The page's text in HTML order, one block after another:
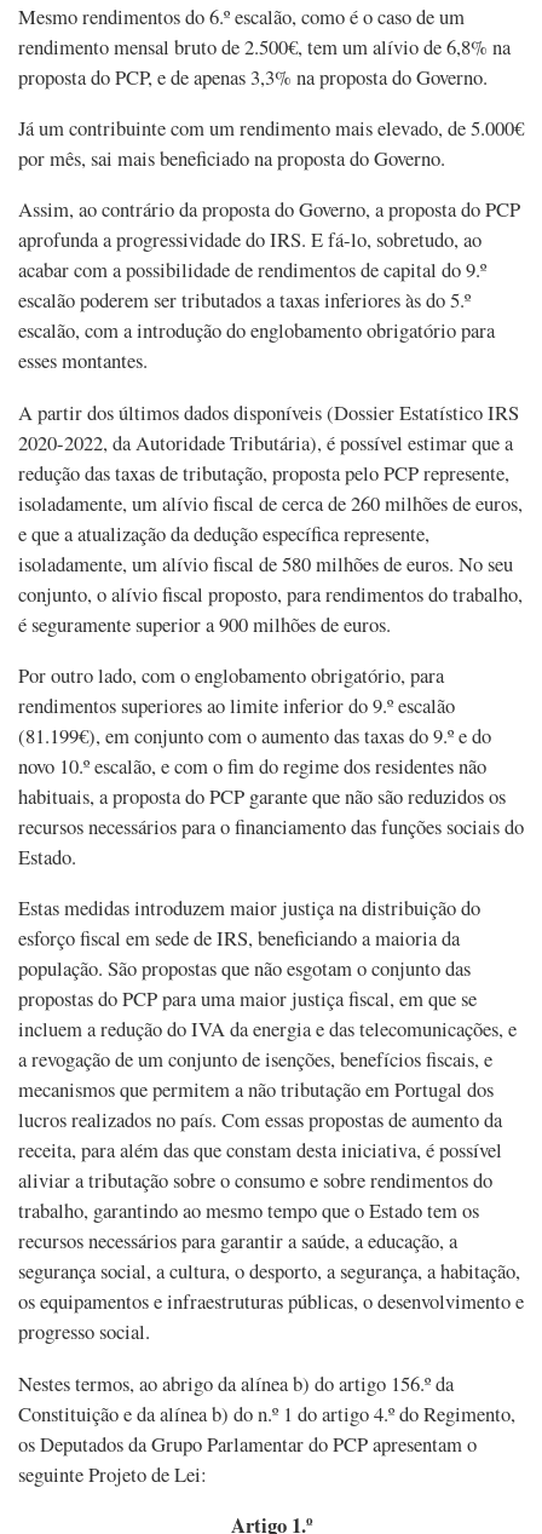
Mesmo rendimentos do 6.º escalão, como é o caso de um
rendimento mensal bruto de 2.500€, tem um alívio de 6,8% na
proposta do PCP, e de apenas 3,3% na proposta do Governo.
Já um contribuinte com um rendimento mais elevado, de 5.000€
por mês, sai mais beneficiado na proposta do Governo.
Assim, ao contrário da proposta do Governo, a proposta do PCP
aprofunda a progressividade do IRS. E fá-lo, sobretudo, ao
acabar com a possibilidade de rendimentos de capital do 9.º
escalão poderem ser tributados a taxas inferiores às do 5.º
escalão, com a introdução do englobamento obrigatório para
esses montantes.
A partir dos últimos dados disponíveis (Dossier Estatístico IRS
2020-2022, da Autoridade Tributária), é possível estimar que a
redução das taxas de tributação, proposta pelo PCP represente,
isoladamente, um alívio fiscal de cerca de 260 milhões de euros,
e que a atualização da dedução específica represente,
isoladamente, um alívio fiscal de 580 milhões de euros. No seu
conjunto, o alívio fiscal proposto, para rendimentos do trabalho,
é seguramente superior a 900 milhões de euros.
Por outro lado, com o englobamento obrigatório, para
rendimentos superiores ao limite inferior do 9.º escalão
(81.199€), em conjunto com o aumento das taxas do 9.º e do
novo 10.º escalão, e com o fim do regime dos residentes não
habituais, a proposta do PCP garante que não são reduzidos os
recursos necessários para o financiamento das funções sociais do
Estado.
Estas medidas introduzem maior justiça na distribuição do
esforço fiscal em sede de IRS, beneficiando a maioria da
população. São propostas que não esgotam o conjunto das
propostas do PCP para uma maior justiça fiscal, em que se
incluem a redução do IVA da energia e das telecomunicações, e
a revogação de um conjunto de isenções, benefícios fiscais, e
mecanismos que permitem a não tributação em Portugal dos
lucros realizados no país. Com essas propostas de aumento da
receita, para além das que constam desta iniciativa, é possível
aliviar a tributação sobre o consumo e sobre rendimentos do
trabalho, garantindo ao mesmo tempo que o Estado tem os
recursos necessários para garantir a saúde, a educação, a
segurança social, a cultura, o desporto, a segurança, a habitação,
os equipamentos e infraestruturas públicas, o desenvolvimento e
progresso social.
Nestes termos, ao abrigo da alínea b) do artigo 156.º da
Constituição e da alínea b) do n.º 1 do artigo 4.º do Regimento,
os Deputados da Grupo Parlamentar do PCP apresentam o
seguinte Projeto de Lei:
Artigo 1.º